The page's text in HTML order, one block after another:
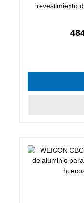
revestimiento